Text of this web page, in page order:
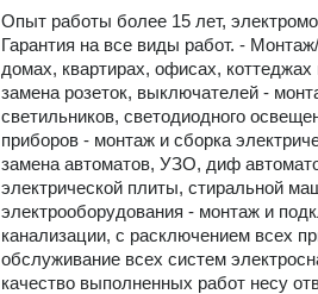
Опыт работы более 15 лет,
Гарантия на все виды работ. -
домах, квартирах, офисах,
замена розеток, выключателей -
светильников, светодиодного
приборов - монтаж и сборка
замена автоматов, УЗО, диф
электрической плиты, стиральной
электрооборудования - монтаж и
канализации, с расключением всех
обслуживание всех систем
качество выполненных работ несу